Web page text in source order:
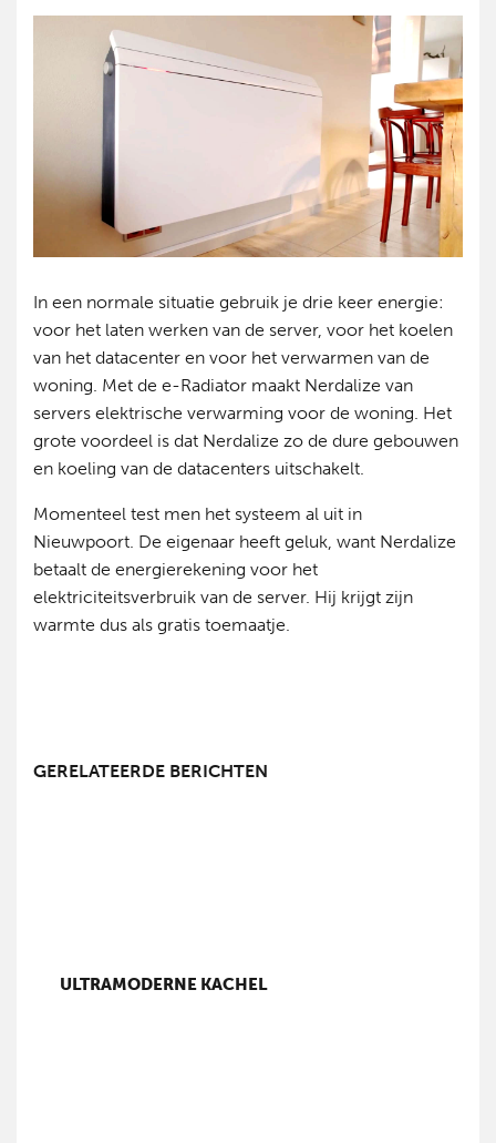
In een normale situatie gebruik je drie keer energie:
voor het laten werken van de server, voor het koelen
van het datacenter en voor het verwarmen van de
woning. Met de e-Radiator maakt Nerdalize van
servers elektrische verwarming voor de woning. Het
grote voordeel is dat Nerdalize zo de dure gebouwen
en koeling van de datacenters uitschakelt.
Momenteel test men het systeem al uit in
Nieuwpoort. De eigenaar heeft geluk, want Nerdalize
betaalt de energierekening voor het
elektriciteitsverbruik van de server. Hij krijgt zijn
warmte dus als gratis toemaatje.
GERELATEERDE BERICHTEN
ULTRAMODERNE KACHEL